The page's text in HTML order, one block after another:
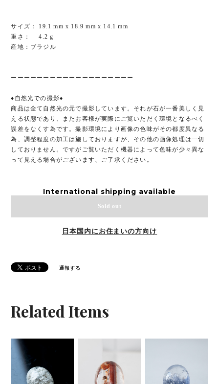
サイズ： 19.1 mm x 18.9 mm x 14.1 mm
重さ： 4.2 g
産地：ブラジル
ーーーーーーーーーーーーーーーーーーー
♦︎自然光での撮影♦︎
商品は全て自然光の元で撮影しています。それが石が一番美しく見
える状態であり、またお客様が実際にご覧いただく環境となるべく
誤差をなくす為です。撮影環境により画像の色味がその都度異なる
為、調整程度の加工は施しておりますが、その他の画像処理は一切
しておりません。ですがご覧いただく機器によって色味が少々異な
って見える場合がございます、ご了承ください。
International shipping available
Sold out
日本国内にお住まいの方向け
通報する
Related Items